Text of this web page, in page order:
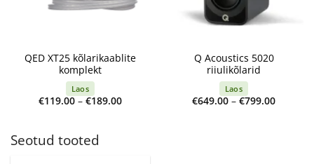
QED XT25 kõlarikaablite
komplekt
Laos
€119.00 – €189.00Price
Q Acoustics 5020
riiulikõlarid
Laos
€649.00 – €799.00Price
Seotud tooted